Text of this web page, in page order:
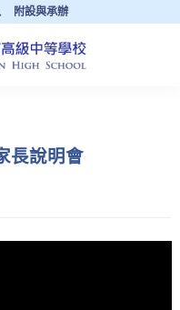
附設與承辦
長說明會